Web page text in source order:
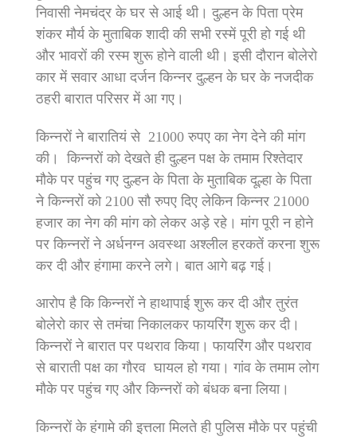
निवासी नेमचंद्र के घर से आई थी। दुल्हन के पिता प्रेम
शंकर मौर्य के मुताबिक शादी की सभी रस्में पूरी हो गई थी
और भावरों की रस्म शुरू होने वाली थी। इसी दौरान बोलेरो
कार में सवार आधा दर्जन किन्नर दुल्हन के घर के नजदीक
ठहरी बारात परिसर में आ गए।
किन्नरों ने बारातियं से 21000 रुपए का नेग देने की मांग
की। किन्नरों को देखते ही दुल्हन पक्ष के तमाम रिश्तेदार
मौके पर पहुंच गए दुल्हन के पिता के मुताबिक दूल्हा के पिता
ने किन्नरों को 2100 सौ रुपए दिए लेकिन किन्नर 21000
हजार का नेग की मांग को लेकर अड़े रहे। मांग पूरी न होने
पर किन्नरों ने अर्धनग्न अवस्था अश्लील हरकतें करना शुरू
कर दी और हंगामा करने लगे। बात आगे बढ़ गई।
आरोप है कि किन्नरों ने हाथापाई शुरू कर दी और तुरंत
बोलेरो कार से तमंचा निकालकर फायरिंग शुरू कर दी।
किन्नरों ने बारात पर पथराव किया। फायरिंग और पथराव
से बाराती पक्ष का गौरव घायल हो गया। गांव के तमाम लोग
मौके पर पहुंच गए और किन्नरों को बंधक बना लिया।
किन्नरों के हंगामे की इत्तला मिलते ही पुलिस मौके पर पहुंची